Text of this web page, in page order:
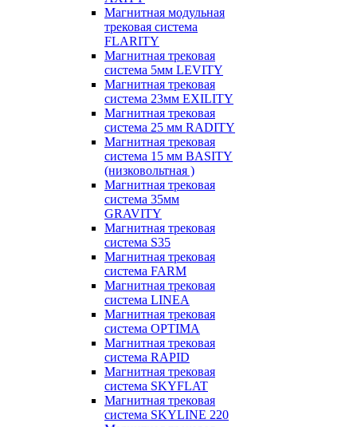
Магнитная модульная
трековая система
FLARITY
Магнитная трековая
система 5мм LEVITY
Магнитная трековая
система 23мм EXILITY
Магнитная трековая
система 25 мм RADITY
Магнитная трековая
система 15 мм BASITY
(низковольтная )
Магнитная трековая
система 35мм
GRAVITY
Магнитная трековая
система S35
Магнитная трековая
система FARM
Магнитная трековая
система LINEA
Магнитная трековая
система OPTIMA
Магнитная трековая
система RAPID
Магнитная трековая
система SKYFLAT
Магнитная трековая
система SKYLINE 220